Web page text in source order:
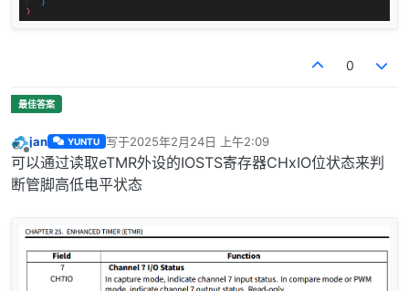
0
离线
jan YUNTU 写于2025年2月24日 上午2:09
最后由 编辑
可以通过读取eTMR外设的IOSTS寄存器CHxIO位状态来判
断管脚高低电平状态